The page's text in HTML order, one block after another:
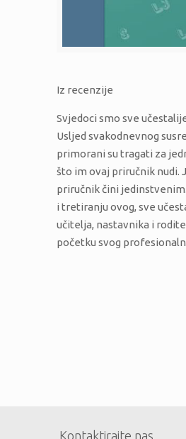
Iz recenzije
Svjedoci smo sve
Usljed svakodnevnog
primorani su tragati za
što im ovaj priručnik nudi.
priručnik čini
i tretiranju ovog, sve
učitelja, nastavnika i
početku svog
Kontaktirajte nas